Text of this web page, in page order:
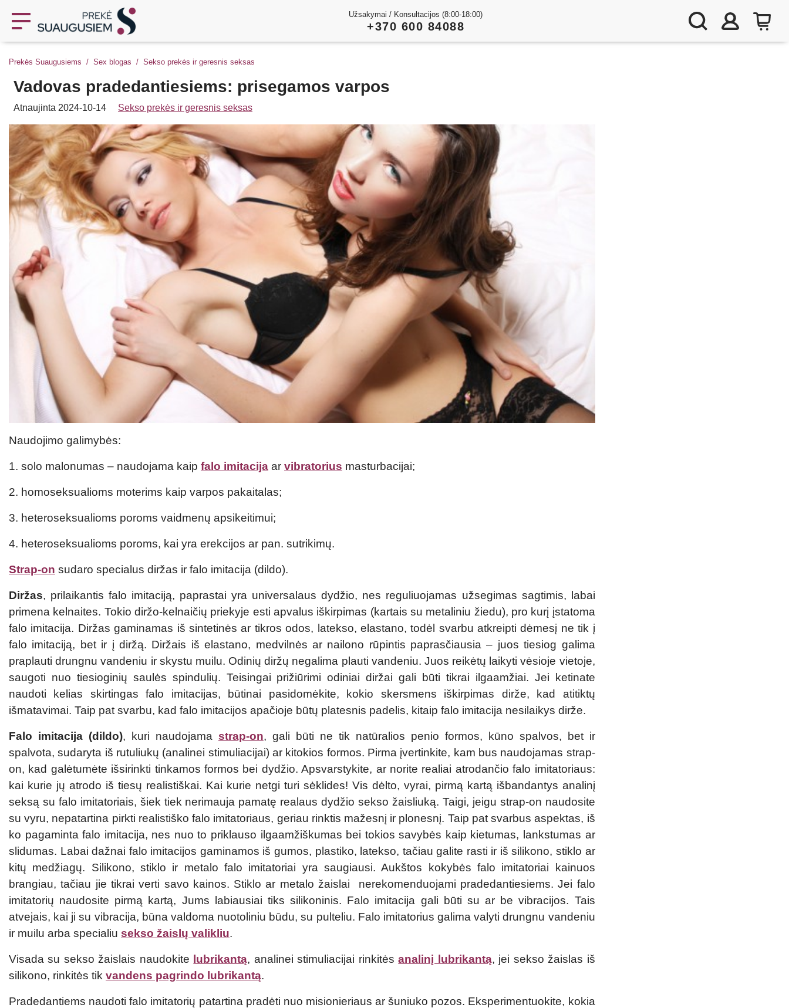
Užsakymai / Konsultacijos (8:00-18:00)
+370 600 84088
Prekės Suaugusiems Sex blogas Sekso prekės ir geresnis seksas
Vadovas pradedantiesiems: prisegamos varpos
Atnaujinta 2024-10-14 Sekso prekės ir geresnis seksas
Naudojimo galimybės:
1. solo malonumas – naudojama kaip falo imitacija ar vibratorius masturbacijai;
2. homoseksualioms moterims kaip varpos pakaitalas;
3. heteroseksualioms poroms vaidmenų apsikeitimui;
4. heteroseksualioms poroms, kai yra erekcijos ar pan. sutrikimų.
Strap-on sudaro specialus diržas ir falo imitacija (dildo).
Diržas, prilaikantis falo imitaciją, paprastai yra universalaus dydžio, nes reguliuojamas užsegimas sagtimis, labai
primena kelnaites. Tokio diržo-kelnaičių priekyje esti apvalus iškirpimas (kartais su metaliniu žiedu), pro kurį įstatoma
falo imitacija. Diržas gaminamas iš sintetinės ar tikros odos, latekso, elastano, todėl svarbu atkreipti dėmesį ne tik į
falo imitaciją, bet ir į diržą. Diržais iš elastano, medvilnės ar nailono rūpintis paprasčiausia – juos tiesiog galima
praplauti drungnu vandeniu ir skystu muilu. Odinių diržų negalima plauti vandeniu. Juos reikėtų laikyti vėsioje vietoje,
saugoti nuo tiesioginių saulės spindulių. Teisingai prižiūrimi odiniai diržai gali būti tikrai ilgaamžiai. Jei ketinate
naudoti kelias skirtingas falo imitacijas, būtinai pasidomėkite, kokio skersmens iškirpimas dirže, kad atitiktų
išmatavimai. Taip pat svarbu, kad falo imitacijos apačioje būtų platesnis padelis, kitaip falo imitacija nesilaikys dirže.
Falo imitacija (dildo), kuri naudojama strap-on, gali būti ne tik natūralios penio formos, kūno spalvos, bet ir
spalvota, sudaryta iš rutuliukų (analinei stimuliacijai) ar kitokios formos. Pirma įvertinkite, kam bus naudojamas strap-
on, kad galėtumėte išsirinkti tinkamos formos bei dydžio. Apsvarstykite, ar norite realiai atrodančio falo imitatoriaus:
kai kurie jų atrodo iš tiesų realistiškai. Kai kurie netgi turi sėklides! Vis dėlto, vyrai, pirmą kartą išbandantys analinį
seksą su falo imitatoriais, šiek tiek nerimauja pamatę realaus dydžio sekso žaisliuką. Taigi, jeigu strap-on naudosite
su vyru, nepatartina pirkti realistiško falo imitatoriaus, geriau rinktis mažesnį ir plonesnį. Taip pat svarbus aspektas, iš
ko pagaminta falo imitacija, nes nuo to priklauso ilgaamžiškumas bei tokios savybės kaip kietumas, lankstumas ar
slidumas. Labai dažnai falo imitacijos gaminamos iš gumos, plastiko, latekso, tačiau galite rasti ir iš silikono, stiklo ar
kitų medžiagų. Silikono, stiklo ir metalo falo imitatoriai yra saugiausi. Aukštos kokybės falo imitatoriai kainuos
brangiau, tačiau jie tikrai verti savo kainos. Stiklo ar metalo žaislai nerekomenduojami pradedantiesiems. Jei falo
imitatorių naudosite pirmą kartą, Jums labiausiai tiks silikoninis. Falo imitacija gali būti su ar be vibracijos. Tais
atvejais, kai ji su vibracija, būna valdoma nuotoliniu būdu, su pulteliu. Falo imitatorius galima valyti drungnu vandeniu
ir muilu arba specialiu sekso žaislų valikliu.
Visada su sekso žaislais naudokite lubrikantą, analinei stimuliacijai rinkitėsanalinį lubrikantą, jei sekso žaislas iš
silikono, rinkitės tik vandens pagrindo lubrikantą.
Pradedantiems naudoti falo imitatorių patartina pradėti nuo misionieriaus ar šuniuko pozos. Eksperimentuokite, kokia